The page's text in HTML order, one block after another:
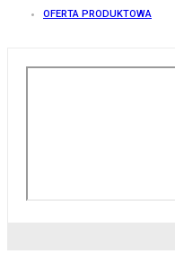
OFERTA PRODUKTOWA